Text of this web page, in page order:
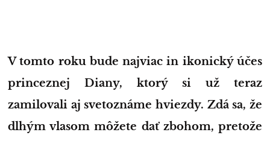
V tomto roku bude najviac in ikonický účes
princeznej Diany, ktorý si už teraz
zamilovali aj svetoznáme hviezdy. Zdá sa, že
dlhým vlasom môžete dať zbohom, pretože